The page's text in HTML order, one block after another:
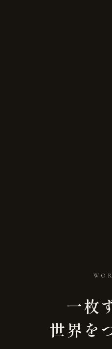
一枚
世界を